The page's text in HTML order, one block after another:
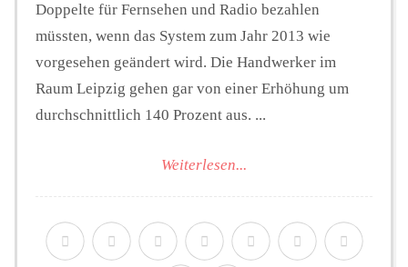
Doppelte für Fernsehen und Radio bezahlen
müssten, wenn das System zum Jahr 2013 wie
vorgesehen geändert wird. Die Handwerker im
Raum Leipzig gehen gar von einer Erhöhung um
durchschnittlich 140 Prozent aus. ...
Weiterlesen...